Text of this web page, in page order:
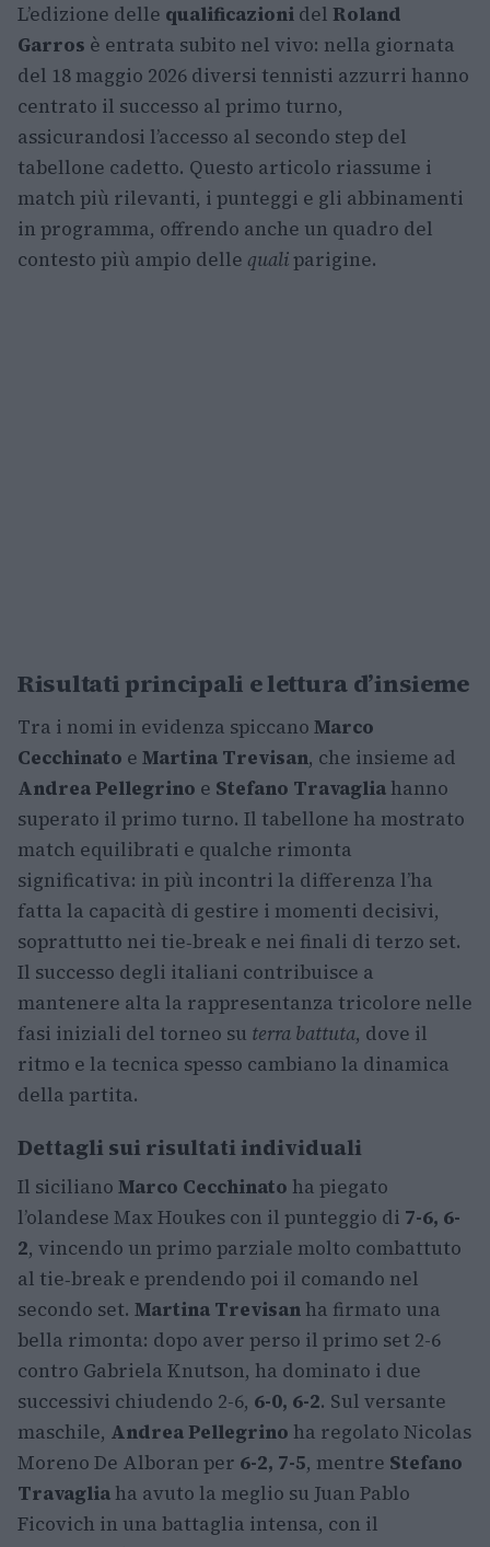
L’edizione delle qualificazioni del Roland
Garros è entrata subito nel vivo: nella giornata
del 18 maggio 2026 diversi tennisti azzurri hanno
centrato il successo al primo turno,
assicurandosi l’accesso al secondo step del
tabellone cadetto. Questo articolo riassume i
match più rilevanti, i punteggi e gli abbinamenti
in programma, offrendo anche un quadro del
contesto più ampio delle qualiparigine.
Risultati principali e lettura d’insieme
Tra i nomi in evidenza spiccano Marco
Cecchinato e Martina Trevisan, che insieme ad
Andrea Pellegrino e Stefano Travaglia hanno
superato il primo turno. Il tabellone ha mostrato
match equilibrati e qualche rimonta
significativa: in più incontri la differenza l’ha
fatta la capacità di gestire i momenti decisivi,
soprattutto nei tie‑break e nei finali di terzo set.
Il successo degli italiani contribuisce a
mantenere alta la rappresentanza tricolore nelle
fasi iniziali del torneo su terra battuta, dove il
ritmo e la tecnica spesso cambiano la dinamica
della partita.
Dettagli sui risultati individuali
Il siciliano Marco Cecchinato ha piegato
l’olandese Max Houkes con il punteggio di 7-6, 6-
2, vincendo un primo parziale molto combattuto
al tie‑break e prendendo poi il comando nel
secondo set. Martina Trevisan ha firmato una
bella rimonta: dopo aver perso il primo set 2-6
contro Gabriela Knutson, ha dominato i due
successivi chiudendo 2-6, 6-0, 6-2. Sul versante
maschile, Andrea Pellegrino ha regolato Nicolas
Moreno De Alboran per 6-2, 7-5, mentre Stefano
Travaglia ha avuto la meglio su Juan Pablo
Ficovich in una battaglia intensa, con il